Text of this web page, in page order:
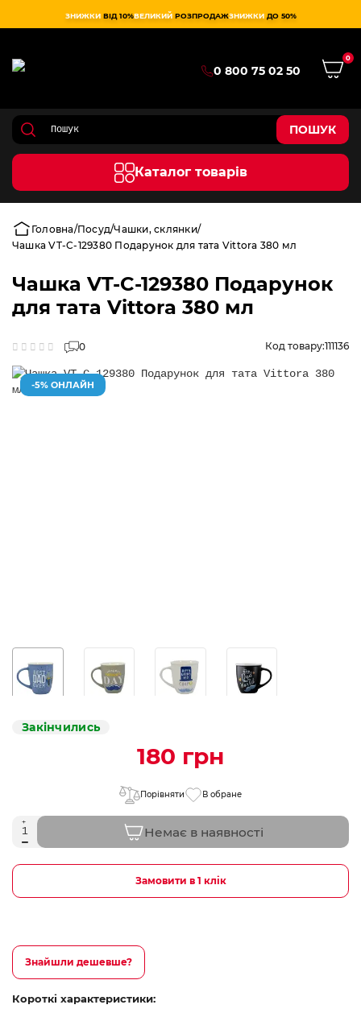
ЗНИЖКИ ВІД 10%ВЕЛИКИЙ РОЗПРОДАЖЗНИЖКИ ДО 50%
0 800 75 02 50
0
ПОШУК
Каталог товарів
Головна Посуд Чашки, склянки
Чашка VT-C-129380 Подарунок для тата Vittora 380 мл
Чашка VT-C-129380 Подарунок
для тата Vittora 380 мл
0 Код товару:111136
-5% ОНЛАЙН
Закінчились
180 грн
Порівняти В обране
Немає в наявності
Замовити в 1 клік
Знайшли дешевше?
Короткі характеристики: